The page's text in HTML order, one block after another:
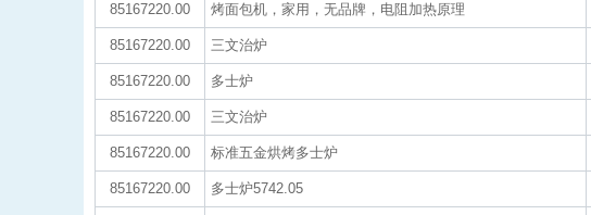
85167220.00 烤面包机，家用，无品牌，电阻加热原理
85167220.00 三文治炉
85167220.00 多士炉
85167220.00 三文治炉
85167220.00 标准五金烘烤多士炉
85167220.00 多士炉5742.05